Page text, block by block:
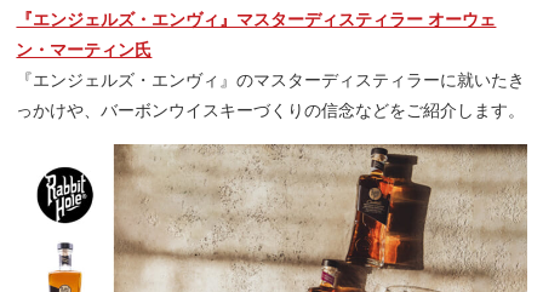
『エンジェルズ・エンヴィ』マスターディスティラー オーウェ
ン・マーティン氏
『エンジェルズ・エンヴィ』のマスターディスティラーに就いたき
っかけや、バーボンウイスキーづくりの信念などをご紹介します。